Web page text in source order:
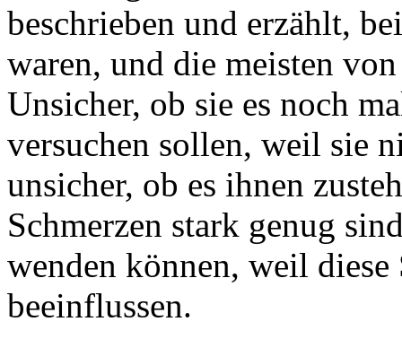
beschrieben und erzählt,
waren, und die meisten
Unsicher, ob sie es noch
versuchen sollen, weil sie
unsicher, ob es ihnen
Schmerzen stark genug
wenden können, weil
beeinflussen.